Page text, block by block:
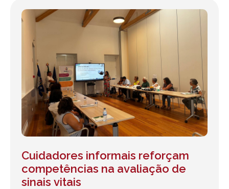
Cuidadores informais reforçam
competências na avaliação de
sinais vitais